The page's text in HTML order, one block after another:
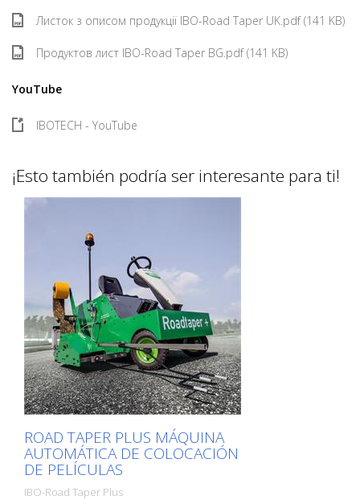
Листок з описом продукції IBO-Road Taper UK.pdf (141 KB)
Продуктов лист IBO-Road Taper BG.pdf (141 KB)
YouTube
IBOTECH - YouTube
¡Esto también podría ser interesante para ti!
ROAD TAPER PLUS MÁQUINA
AUTOMÁTICA DE COLOCACIÓN
DE PELÍCULAS
IBO-Road Taper Plus